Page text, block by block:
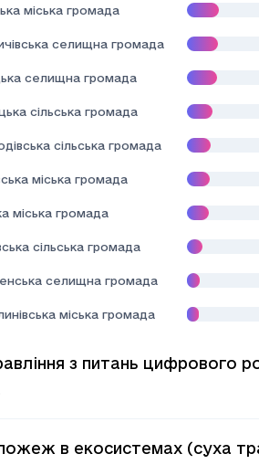
міська громада
селищна громада
селищна громада
сільська громада
сільська громада
міська громада
міська громада
сільська громада
селищна громада
міська громада
з питань цифрового
пожеж в екосистемах (суха